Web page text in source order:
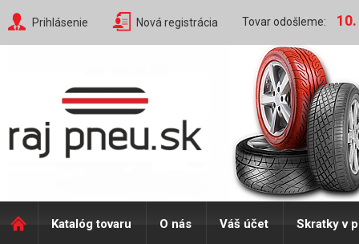
Prihlásenie Nová registrácia Tovar odošleme:
Katalóg tovaru O nás Váš účet Skratky v